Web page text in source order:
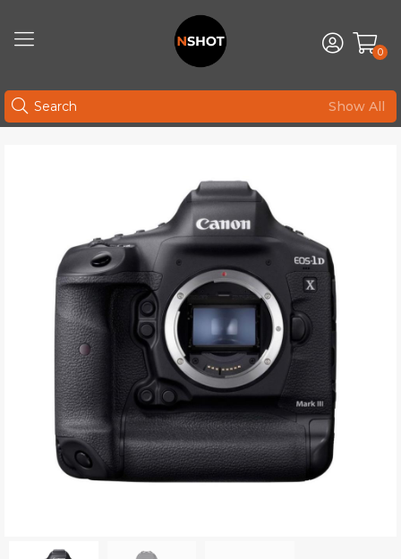
0
Show All